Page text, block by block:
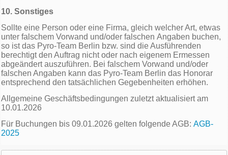
10. Sonstiges
Sollte eine Person oder eine Firma, gleich welcher Art, etwas
unter falschem Vorwand und/oder falschen Angaben buchen,
so ist das Pyro-Team Berlin bzw. sind die Ausführenden
berechtigt den Auftrag nicht oder nach eigenem Ermessen
abgeändert auszuführen. Bei falschem Vorwand und/oder
falschen Angaben kann das Pyro-Team Berlin das Honorar
entsprechend den tatsächlichen Gegebenheiten erhöhen.
Allgemeine Geschäftsbedingungen zuletzt aktualisiert am
10.01.2026
Für Buchungen bis 09.01.2026 gelten folgende AGB: AGB-
2025